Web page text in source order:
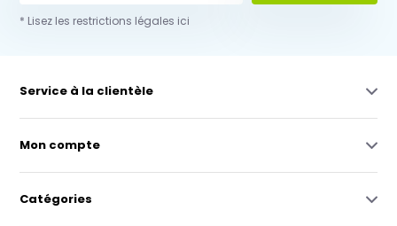
* Lisez les restrictions légales ici
Service à la clientèle
Mon compte
Catégories